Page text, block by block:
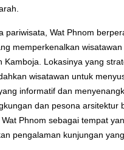
pariwisata, Wat Phnom
memperkenalkan
Kamboja. Lokasinya yang
wisatawan untuk
informatif dan
dan pesona arsitektur
Phnom sebagai tempat
pengalaman kunjungan